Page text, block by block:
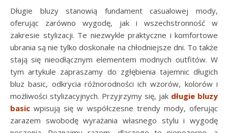
Długie bluzy stanowią fundament casualowej mody,
oferując zarówno wygodę, jak i wszechstronność w
zakresie stylizacji. Te niezwykle praktyczne i komfortowe
ubrania są nie tylko doskonałe na chłodniejsze dni. To także
stają się nieodłącznym elementem modnych outfitów. W
tym artykule zapraszamy do zgłębienia tajemnic długich
bluz basic, odkrycia różnorodności ich wzorów, kolorów i
możliwości stylizacyjnych. Przyjrzymy się, jak długie bluzy
basic wpisują się w współczesne trendy mody, oferując
zarazem swobodę wyrażania własnego stylu i wygodę